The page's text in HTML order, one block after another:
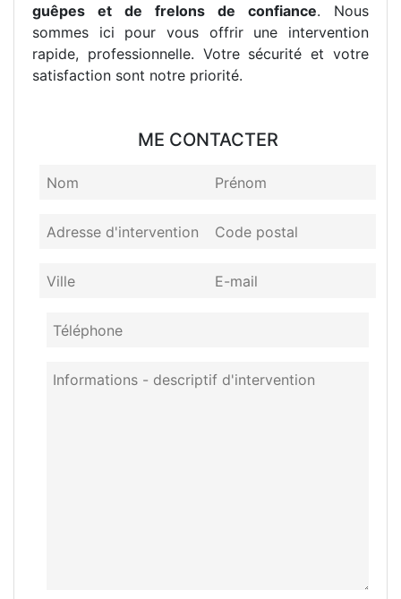
guêpes et de frelons de confiance. Nous
sommes ici pour vous offrir une intervention
rapide, professionnelle. Votre sécurité et votre
satisfaction sont notre priorité.
ME CONTACTER